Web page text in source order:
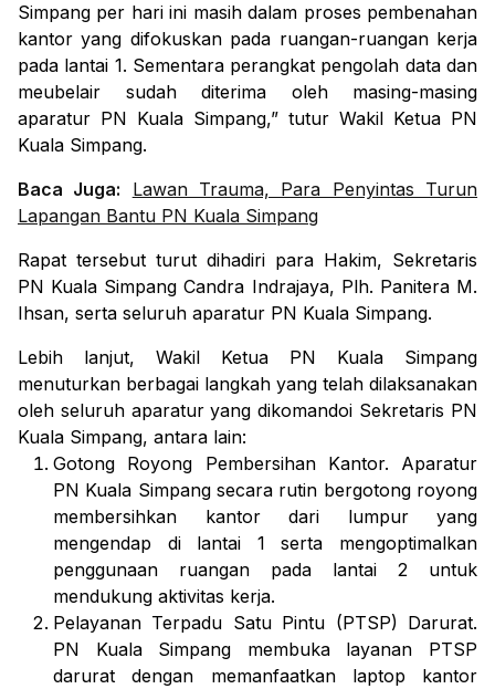
Simpang per hari ini masih dalam proses pembenahan
kantor yang difokuskan pada ruangan-ruangan kerja
pada lantai 1. Sementara perangkat pengolah data dan
meubelair sudah diterima oleh masing-masing
aparatur PN Kuala Simpang,” tutur Wakil Ketua PN
Kuala Simpang.
Baca Juga:
Lawan Trauma, Para Penyintas Turun
Lapangan Bantu PN Kuala Simpang
Rapat tersebut turut dihadiri para Hakim, Sekretaris
PN Kuala SimpangCandra Indrajaya, Plh. Panitera M.
Ihsan, serta seluruh aparatur PN Kuala Simpang.
Lebih lanjut, Wakil Ketua PN Kuala Simpang
menuturkan berbagai langkah yang telah dilaksanakan
oleh seluruh aparatur yang dikomandoi Sekretaris PN
Kuala Simpang, antara lain:
Gotong Royong Pembersihan Kantor. Aparatur
PN Kuala Simpang secara rutin bergotong royong
membersihkan kantor dari lumpur yang
mengendap di lantai 1 serta mengoptimalkan
penggunaan ruangan pada lantai 2 untuk
mendukung aktivitas kerja.
Pelayanan Terpadu Satu Pintu (PTSP) Darurat.
PN Kuala Simpang membuka layanan PTSP
darurat dengan memanfaatkan laptop kantor